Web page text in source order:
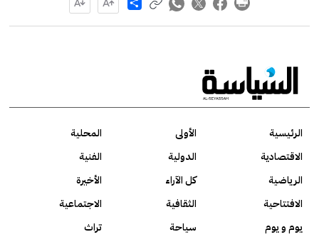
الرئيسية الأولى
المحلية
الاقتصادية
الدولية
الفنية
الرياضية
كل الآراء
الأخيرة
الافتتاحية
الثقافية
الاجتماعية
يوم و يوم
سياحة تراث